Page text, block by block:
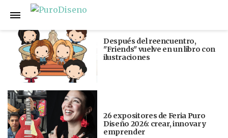
Anterior
Después del reencuentro,
"Friends" vuelve en un libro con
ilustraciones
26 expositores de Feria Puro
Diseño 2026: crear, innovar y
emprender
Siguiente